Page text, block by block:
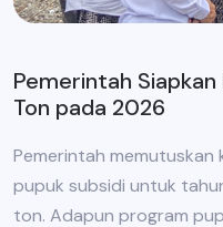
Pemerintah
Ton pada 2026
Pemerintah memutuskan
pupuk subsidi untuk
ton. Adapun program